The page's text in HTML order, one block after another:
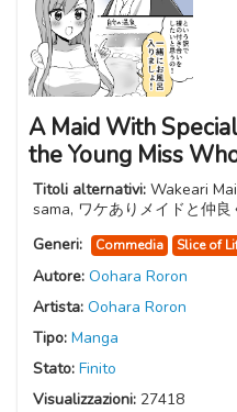
A Maid With
the Young Miss
Titoli alternativi: Wakeari
sama, ワケありメイドと仲
Generi:
Commedia Slice of
Autore: Oohara Roron
Artista: Oohara Roron
Tipo: Manga
Stato: Finito
Visualizzazioni: 27418